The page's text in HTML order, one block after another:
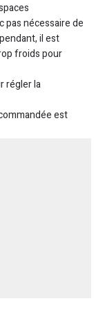
pas nécessaire de
il est
froids pour
régler la
est